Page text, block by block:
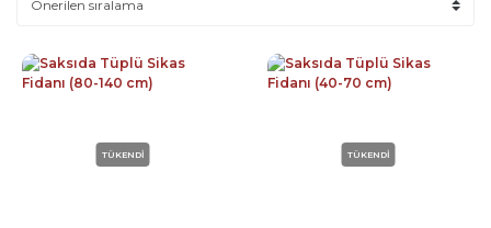
TÜKENDİ TÜKENDİ